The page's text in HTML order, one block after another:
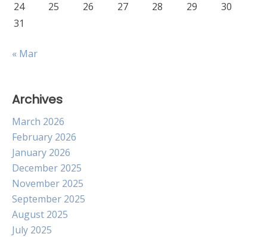
24 25 26 27 28 29
30
31
« Mar
Archives
March 2026
February 2026
January 2026
December 2025
November 2025
September 2025
August 2025
July 2025